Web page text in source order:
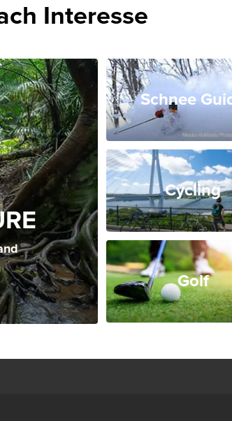
Interesse
Schnee
Cycling
Golf